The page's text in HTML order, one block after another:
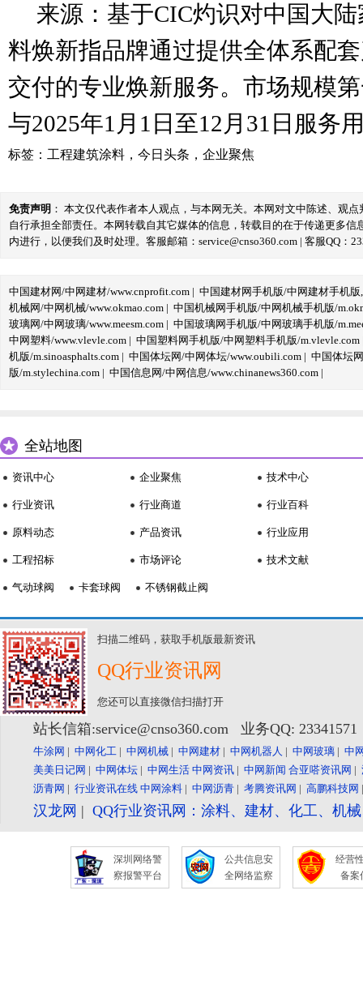
来源：基于CIC灼识对中国大
料焕新指品牌通过提供全体系配
交付的专业焕新服务。市场规模
与2025年1月1日至12月31日服务
标签： 工程建筑涂料 ， 今日头条 ， 企业聚焦
免责声明 ： 本文仅代表作者本人观点，与本网无关。本网对文中陈述、观
自行承担全部责任。本网转载自其它媒体的信息，转载目的在于传递更多
内进行，以便我们及时处理。客服邮箱：service@cnso360.com | 客服QQ：
中国建材网/中网建材/www.cnprofit.com | 中国建材网手机版/中网建材手机版
机械网/中网机械/www.okmao.com | 中国机械网手机版/中网机械手机版/
玻璃网/中网玻璃/www.meesm.com | 中国玻璃网手机版/中网玻璃手机版/
中网塑料/www.vlevle.com | 中国塑料网手机版/中网塑料手机版/m.vlevle.com
机版/m.sinoasphalts.com | 中国体坛网/中网体坛/www.oubili.com | 中国体坛
版/m.stylechina.com | 中国信息网/中网信息/www.chinanews360.com |
全站地图
资讯中心
行业资讯
原料动态
工程招标
企业聚焦
行业商道
产品资讯
市场评论
技术中心
行业百科
行业应用
技术文献
气动球阀 卡套球阀 不锈钢截止阀
扫描二维码，获取手机版最新资讯
QQ行业资讯网
您还可以直接微信扫描打开
站长信箱:service@cnso360.com 业务QQ:
牛涂网 | 中网化工 | 中网机械 | 中网建材 | 中网机器人 | 中网玻璃 | 中
美美日记网 | 中网体坛 | 中网生活 中网资讯 | 中网新闻 合亚嗒资讯网 |
沥青网 | 行业资讯在线 中网涂料 | 中网沥青 | 考腾资讯网 | 高鹏科技网
汉龙网 | QQ行业资讯网：涂料、建材、化工、机
深圳网络警
察报警平台
公共信息安
全网络监察
经营
备案